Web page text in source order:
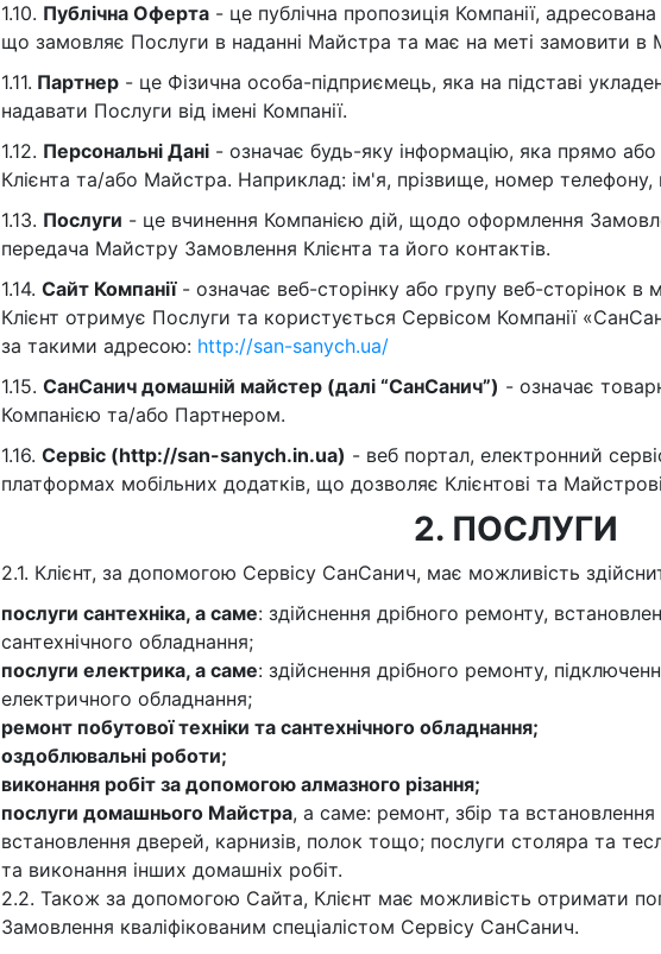
1.10. Публічна Оферта - це публічна пропозиція Компанії,
що замовляє Послуги в наданні Майстра та має на меті замовити в
1.11. Партнер - це Фізична особа-підприємець, яка на підставі
надавати Послуги від імені Компанії.
1.12. Персональні Дані - означає будь-яку інформацію, яка прямо або
Клієнта та/або Майстра. Наприклад: ім'я, прізвище, номер телефону,
1.13. Послуги - це вчинення Компанією дій, щодо оформлення
передача Майстру Замовлення Клієнта та його контактів.
1.14. Сайт Компанії- означає веб-сторінку або групу веб-сторінок в
Клієнт отримує Послуги та користується Сервісом Компанії
за такими адресою: http://san-sanych.ua/
1.15. СанСанич домашній майстер (далі “СанСанич”) - означає
Компанією та/або Партнером.
1.16. Сервіс (http://san-sanych.in.ua) - веб портал, електронний
платформах мобільних додатків, що дозволяє Клієнтові та
2. ПОСЛУГИ
2.1. Клієнт, за допомогою Сервісу СанСанич, має можливість
послуги сантехніка, а саме: здійснення дрібного ремонту,
сантехнічного обладнання;
послуги електрика, а саме: здійснення дрібного ремонту,
електричного обладнання;
ремонт побутової техніки та сантехнічного обладнання;
оздоблювальні роботи;
виконання робіт за допомогою алмазного різання;
послуги домашнього Майстра, а саме: ремонт, збір та
встановлення дверей, карнизів, полок тощо; послуги столяра та
та виконання інших домашніх робіт.
2.2. Також за допомогою Сайта, Клієнт має можливість отримати
Замовлення кваліфікованим спеціалістом Сервісу СанСанич.